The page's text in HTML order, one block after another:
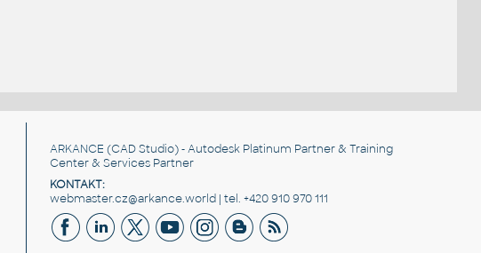
ARKANCE (CAD Studio) - Autodesk Platinum Partner & Training
Center & Services Partner
KONTAKT:
webmaster.cz@arkance.world | tel. +420 910 970 111